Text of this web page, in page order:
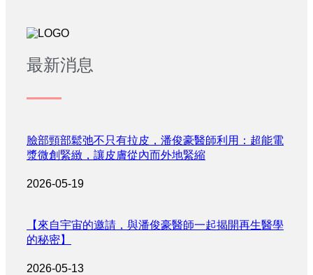
最新消息
臉部頸部鬆弛不只有拉皮，潘俊豪醫師利用：超能電
漿微創緊緻，讓皮膚從內而外地緊縮
2026-05-19
【來自宇宙的邀請，與潘俊豪醫師一起揭開再生醫學
的秘密】
2026-05-13